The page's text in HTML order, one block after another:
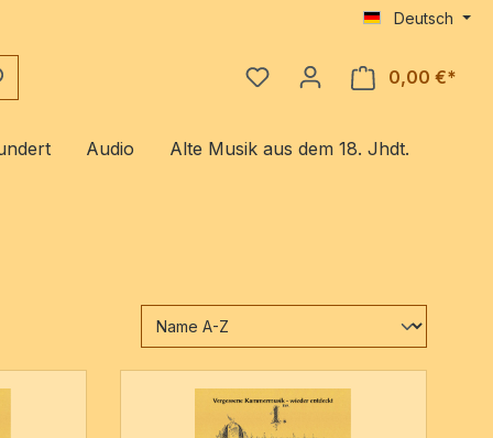
Deutsch
0,00 €*
Audio Alte Musik aus dem 18. Jhdt.